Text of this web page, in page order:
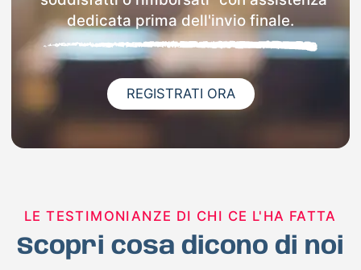
dedicata prima dell'invio finale.
REGISTRATI ORA
LE TESTIMONIANZE DI CHI CE L'HA FATTA
Scopri cosa dicono di noi